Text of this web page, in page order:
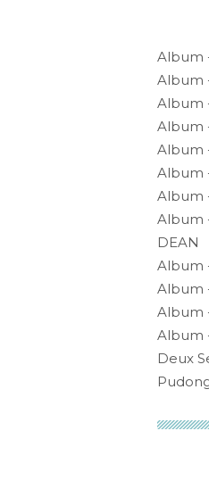
Album
Album
Album
Album
Album
Album
Album
Album
DEAN
Album
Album
Album
Album
Deux